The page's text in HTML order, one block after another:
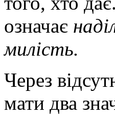
означає
милість.
Через
мати два